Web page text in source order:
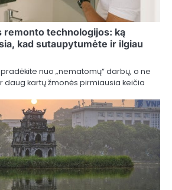
technologijos: ką
kad sutaupytumėte ir ilgiau
nuo „nematomų“ darbų, o ne
daug kartų žmonės pirmiausia keičia